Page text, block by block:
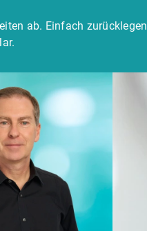
ab. Einfach zurücklegen